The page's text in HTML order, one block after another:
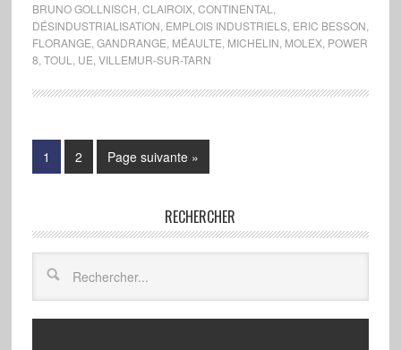
BRUNO GOLLNISCH CLAIROIX, CONTINENTAL
DÉSINDUSTRIALISATION EMPLOIS INDUSTRIELS, ERIC BESSON
FLORANGE GANDRANGE MÉAULTE MICHELIN MOLEX, POWER
8 TOUL UE VILLEMUR-SUR-TARN
1 2 Page suivante »
RECHERCHER